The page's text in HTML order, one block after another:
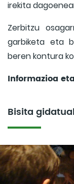
irekita
Zerbitzu
garbiketa eta
beren kontura
Informazioa
Bisita